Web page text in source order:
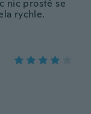
nic prostě se
rychle.